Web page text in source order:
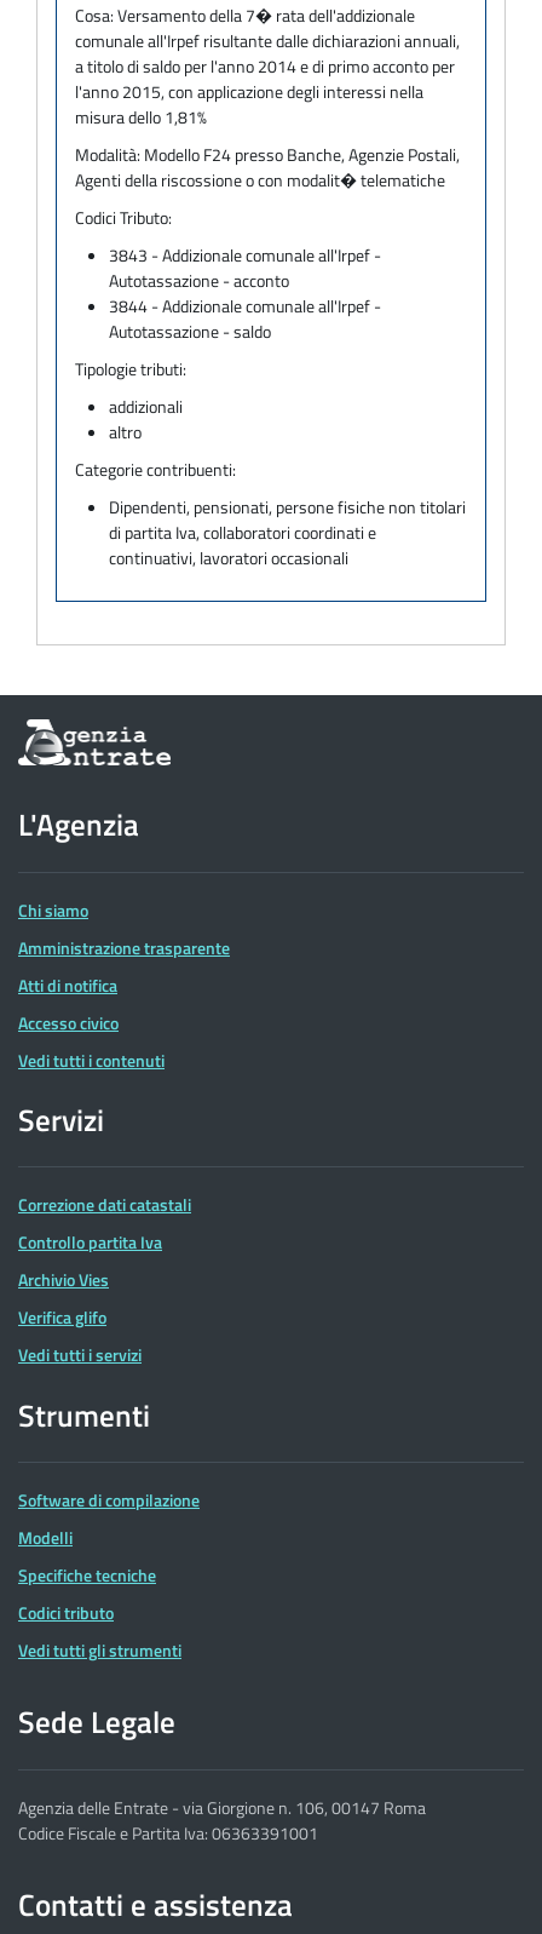
Cosa:Versamento della 7� rata dell'addizionale
comunale all'Irpef risultante dalle dichiarazioni annuali,
a titolo di saldo per l'anno 2014 e di primo acconto per
l'anno 2015, con applicazione degli interessi nella
misura dello 1,81%
Modalità: Modello F24 presso Banche, Agenzie Postali,
Agenti della riscossione o con modalit� telematiche
Codici Tributo:
3843 - Addizionale comunale all'Irpef -
Autotassazione - acconto
3844 - Addizionale comunale all'Irpef -
Autotassazione - saldo
Tipologie tributi:
addizionali
altro
Categorie contribuenti:
Dipendenti, pensionati, persone fisiche non titolari
di partita Iva, collaboratori coordinati e
continuativi, lavoratori occasionali
Informazioni
sul
dell'Agenzia
delle
Entrate
L'Agenzia
Chi siamo
Amministrazione trasparente
Atti di notifica
Accesso civico
Vedi tutti i contenuti
Servizi
Correzione dati catastali
Controllo partita Iva
Archivio Vies
Verifica glifo
Vedi tutti i servizi
Strumenti
Software di compilazione
Modelli
Specifiche tecniche
Codici tributo
Vedi tutti gli strumenti
Sede Legale
Agenzia delle Entrate - via Giorgione n. 106, 00147 Roma
Codice Fiscale e Partita Iva: 06363391001
Contatti e assistenza